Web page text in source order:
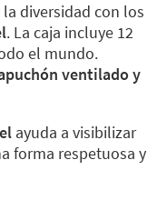
diversidad con los
. La caja incluye 12
el mundo.
ventilado y
ayuda a visibilizar
forma respetuosa y